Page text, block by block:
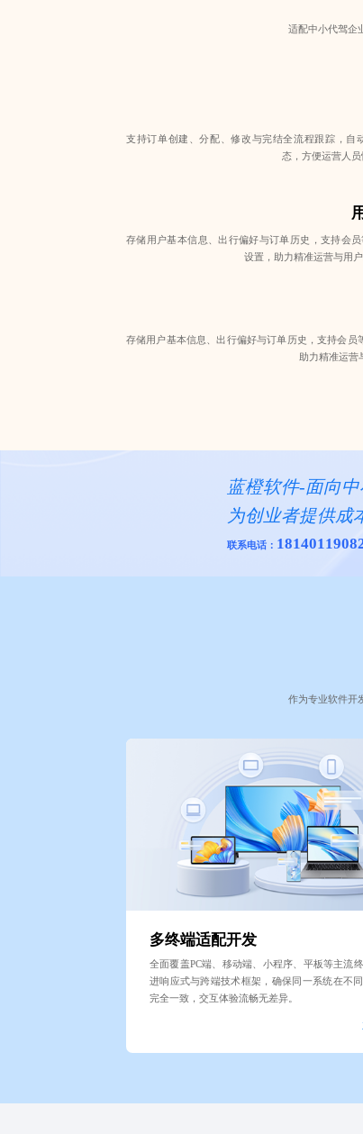
适配中小代驾企
支持订单创建、分配、修改与完结全流程跟踪，自
态，方便运营人员
存储用户基本信息、出行偏好与订单历史，支持会
设置，助力精准运营与用户
存储用户基本信息、出行偏好与订单历史，支持会员
助力精准运营
蓝橙软件-面向
为创业者提供成
联系电话：
作为专业软件开
多终端适配开发
全面覆盖PC端、移动端、小程序、平板等主流
进响应式与跨端技术框架，确保同一系统在不
完全一致，交互体验流畅无差异。